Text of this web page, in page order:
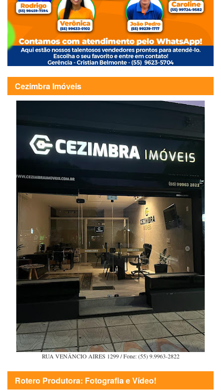
Cezimbra Imóveis
RUA VENÂNCIO AIRES 1299 / Fone: (55) 9.9963-2822
Rotero Produtora: Fotografia e Vídeo!